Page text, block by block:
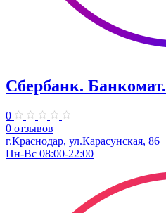
Сбербанк. Банкомат.
0
0 отзывов
г.Краснодар, ул.​​Карасунская, 86
Пн-Вс 08:00-22:00